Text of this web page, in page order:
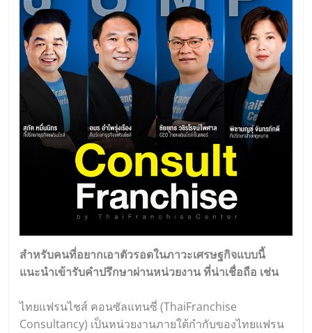
สำหรับคนที่อยากเอาตัวรอดในภาวะเศรษฐกิจแบบนี้
แนะนำเข้ารับคำปรึกษาผ่านหน่วยงาน ที่น่าเชื่อถือ เช่น
ไทยแฟรนไชส์ คอนซัลแทนซี่ (ThaiFranchise
Consultancy) เป็นหน่วยงานภายใต้กำกับของไทยแฟรน